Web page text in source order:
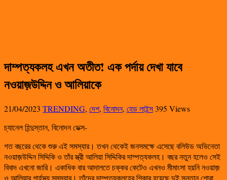
দাম্পত্যকলহ এখন অতীত! এক পর্দায় দেখা যাবে
নওয়াজ়উদ্দিন ও আলিয়াকে
21/04/2023 TRENDING, দেশ, বিনোদন, হেড লাইন্স395 Views
চ্যানেল হিন্দুস্তান, বিনোদন ডেক্স-
গত বছরের থেকে শুরু এই সমস্যার। তখন থেকেই জনসমক্ষে এসেছে বলিউড অভিনেতা
নওয়াজ়উদ্দিন সিদ্দিকি ও তাঁর স্ত্রী আলিয়া সিদ্দিকির দাম্পত্যকলহ। বছর নতুন হলেও সেই
বিবাদ এখনো জারি। একাধিক বার আদালতে চক্কর কেটেও এখনও মীমাংসা হয়নি নওয়াজ়
ও আলিয়ার গার্হস্থ্য সমস্যার। তাঁদের দাম্পত্যকলহের শিকার হয়েছে দুই সন্তান শোরা